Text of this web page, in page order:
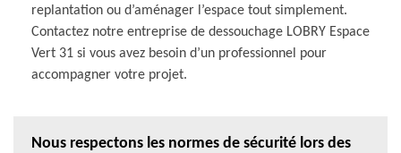
replantation ou d’aménager l’espace tout simplement.
Contactez notre entreprise de dessouchage LOBRY Espace
Vert 31 si vous avez besoin d’un professionnel pour
accompagner votre projet.
Nous respectons les normes de sécurité lors des